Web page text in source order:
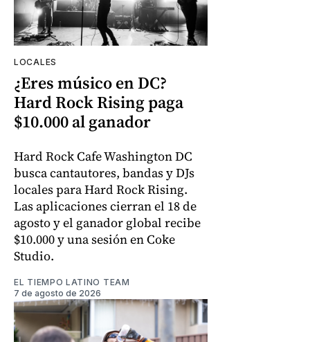
LOCALES
¿Eres músico en DC?
Hard Rock Rising paga
$10.000 al ganador
Hard Rock Cafe Washington DC
busca cantautores, bandas y DJs
locales para Hard Rock Rising.
Las aplicaciones cierran el 18 de
agosto y el ganador global recibe
$10.000 y una sesión en Coke
Studio.
EL TIEMPO LATINO TEAM
7 de agosto de 2026